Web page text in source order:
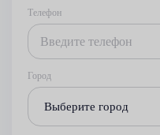
Телефон
Город
Выберите город